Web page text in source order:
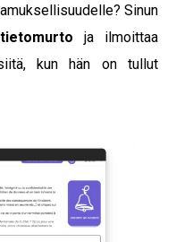
Sinun
tietomurto ja ilmoittaa
kun hän on tullut